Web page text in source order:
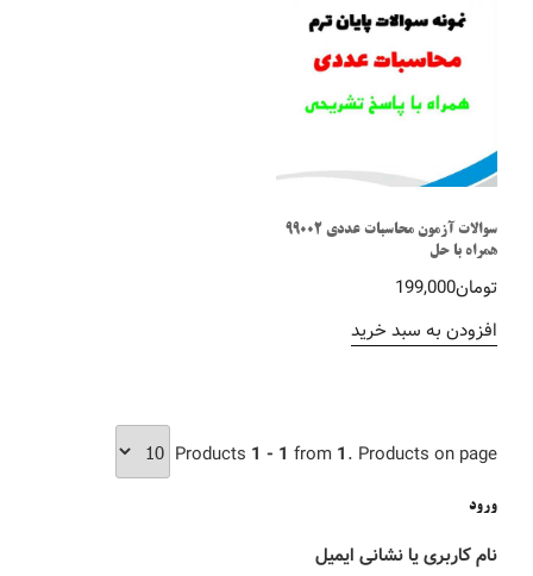
سوالات آزمون محاسبات عددی 99002
همراه با حل
تومان199,000
افزودن به سبد خرید
Products 1 - 1 from 1. Products on page
ورود
نام کاربری یا نشانی ایمیل